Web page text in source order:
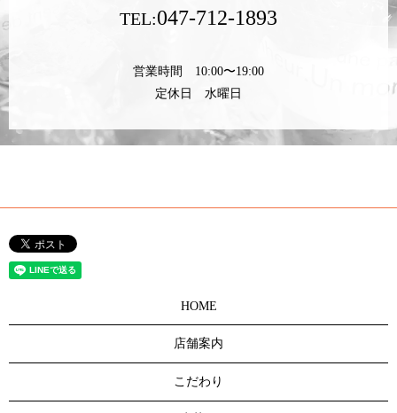
TEL:047-712-1893
営業時間 10:00〜19:00
定休日 水曜日
HOME
店舗案内
こだわり